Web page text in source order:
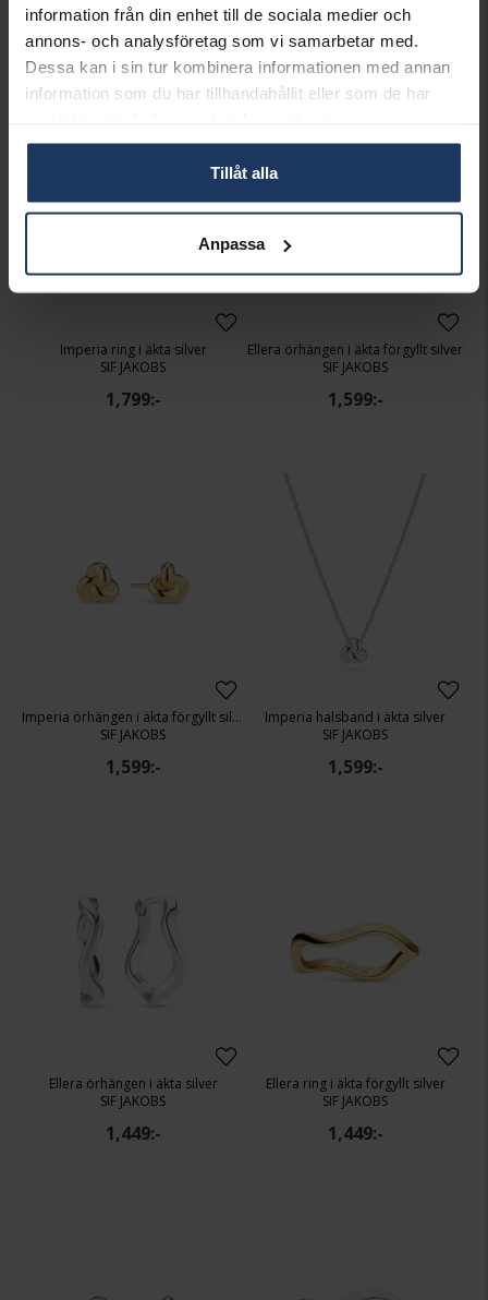
information från din enhet till de sociala medier och
annons- och analysföretag som vi samarbetar med.
Dessa kan i sin tur kombinera informationen med annan
information som du har tillhandahållit eller som de har
Tillåt alla
Anpassa
2,199:- 1,999:-
Imperia ring i äkta silver
SIF JAKOBS
1,799:-
Ellera örhängen i äkta förgyllt silver
SIF JAKOBS
1,599:-
Imperia örhängen i äkta förgyllt silver
SIF JAKOBS
1,599:-
Imperia halsband i äkta silver
SIF JAKOBS
1,599:-
Ellera örhängen i äkta silver
SIF JAKOBS
1,449:-
Ellera ring i äkta förgyllt silver
SIF JAKOBS
1,449:-